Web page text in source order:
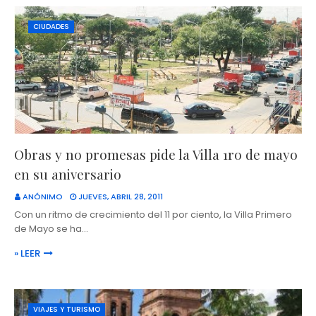
CIUDADES
Obras y no promesas pide la Villa 1ro de mayo
en su aniversario
ANÓNIMO JUEVES, ABRIL 28, 2011
Con un ritmo de crecimiento del 11 por ciento, la Villa Primero
de Mayo se ha…
» LEER
VIAJES Y TURISMO